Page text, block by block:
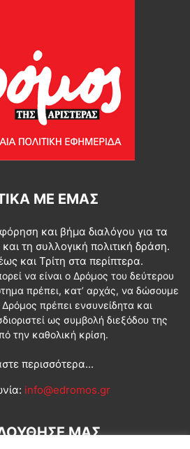
ΜΕ ΕΜΆΣ
και βήμα διαλόγου για τα
τη συλλογική πολιτική δράση.
και Τρίτη στα περίπτερα.
να είναι ο Δρόμος του δεύτερου
πρέπει, κατ’ αρχάς, να δώσουμε
πρέπει ενσυνείδητα και
ως συμβολή διεξόδου της
την καθολική κρίση.
περισσότερα...
info@edromos.gr
ΜΑΣ